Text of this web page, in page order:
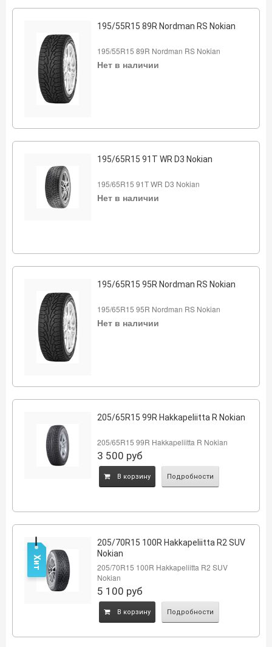
195/55R15 89R Nordman RS Nokian
195/55R15 89R Nordman RS Nokian
Нет в наличии
195/65R15 91T WR D3 Nokian
195/65R15 91T WR D3 Nokian
Нет в наличии
195/65R15 95R Nordman RS Nokian
195/65R15 95R Nordman RS Nokian
Нет в наличии
205/65R15 99R Hakkapeliitta R Nokian
205/65R15 99R Hakkapeliitta R Nokian
3 500 руб
B корзину Подробности
205/70R15 100R Hakkapeliitta R2 SUV
Nokian
205/70R15 100R Hakkapeliitta R2 SUV
Nokian
5 100 руб
B корзину Подробности
Хит